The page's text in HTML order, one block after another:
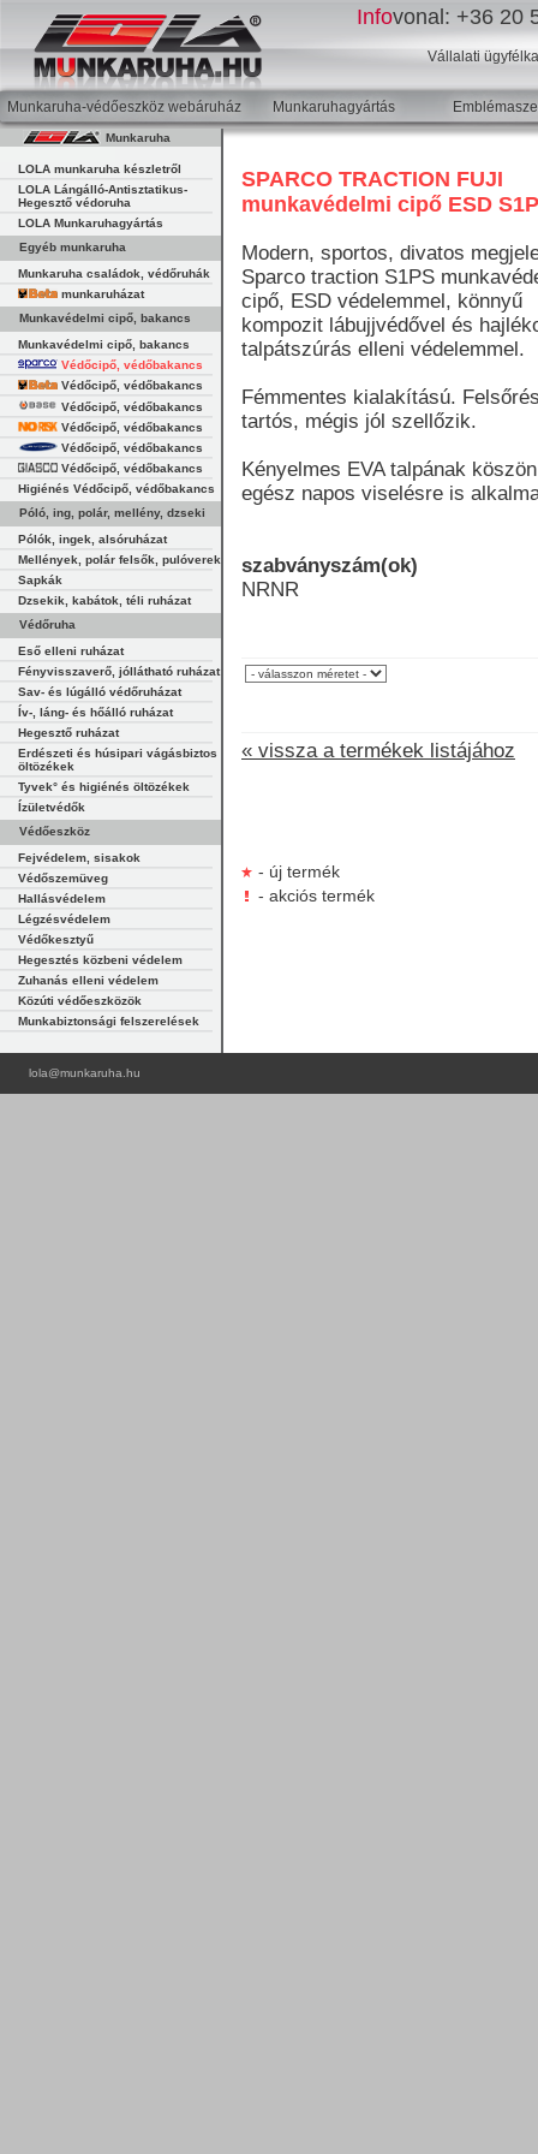
Infovonal: +36 20
Vállalati
Munkaruha-védőeszköz webáruház Munkaruhagyártás
Munkaruha
LOLA munkaruha készletről
LOLA Lángálló-Antisztatikus-
Hegesztő védoruha
LOLA Munkaruhagyártás
Egyéb munkaruha
Munkaruha családok, védőruhák
munkaruházat
Munkavédelmi cipő, bakancs
Munkavédelmi cipő, bakancs
Védőcipő, védőbakancs
Védőcipő, védőbakancs
Védőcipő, védőbakancs
Védőcipő, védőbakancs
Védőcipő, védőbakancs
Védőcipő, védőbakancs
Higiénés Védőcipő, védőbakancs
Póló, ing, polár, mellény, dzseki
Pólók, ingek, alsóruházat
Mellények, polár felsők, pulóverek
Sapkák
Dzsekik, kabátok, téli ruházat
Védőruha
Eső elleni ruházat
Fényvisszaverő, jóllátható ruházat
Sav- és lúgálló védőruházat
Ív-, láng- és hőálló ruházat
Hegesztő ruházat
Erdészeti és húsipari vágásbiztos
öltözékek
Tyvek° és higiénés öltözékek
Ízületvédők
Védőeszköz
Fejvédelem, sisakok
Védőszemüveg
Hallásvédelem
Légzésvédelem
Védőkesztyű
Hegesztés közbeni védelem
Zuhanás elleni védelem
Közúti védőeszközök
Munkabiztonsági felszerelések
SPARCO TRACTION FUJI
munkavédelmi cipő ESD
Modern, sportos, divatos
Sparco traction S1PS
cipő, ESD védelemmel, könnyű
kompozit lábujjvédővel és
talpátszúrás elleni védelemmel.
Fémmentes kialakítású.
tartós, mégis jól szellőzik.
Kényelmes EVA talpának
egész napos viselésre is
szabványszám(ok)
NRNR
« vissza a termékek listájához
- új termék
- akciós termék
lola@munkaruha.hu